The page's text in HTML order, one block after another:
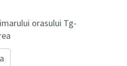
orasului Tg-